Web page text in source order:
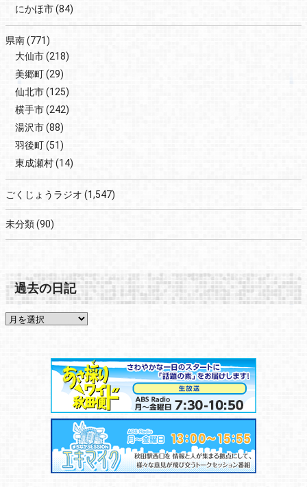
にかほ市(84)
県南(771)
大仙市(218)
美郷町(29)
仙北市(125)
横手市(242)
湯沢市(88)
羽後町(51)
東成瀬村(14)
ごくじょうラジオ (1,547)
未分類(90)
過去の日記